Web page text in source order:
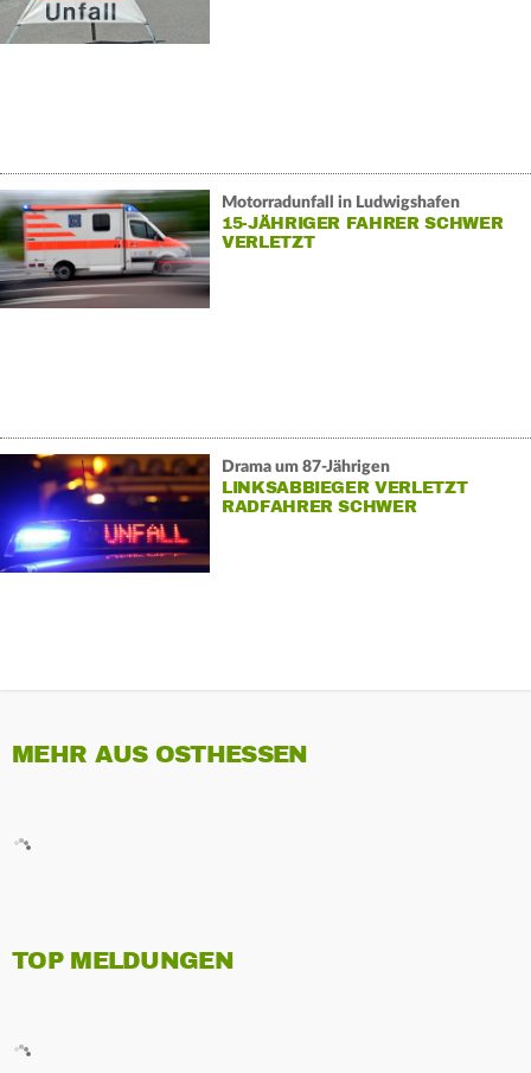
Motorradunfall in Ludwigshafen
15-JÄHRIGER FAHRER SCHWER
VERLETZT
Drama um 87-Jährigen
LINKSABBIEGER VERLETZT
RADFAHRER SCHWER
MEHR AUS OSTHESSEN
TOP MELDUNGEN